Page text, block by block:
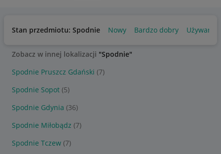
Stan przedmiotu: Spodnie Nowy Bardzo dobry Używany
Zobacz w innej lokalizacji "Spodnie"
Spodnie Pruszcz Gdański (7)
Spodnie Sopot (5)
Spodnie Gdynia (36)
Spodnie Miłobądz (7)
Spodnie Tczew (7)